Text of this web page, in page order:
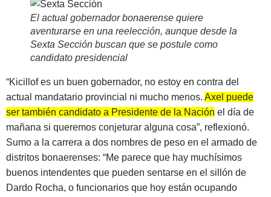
El actual gobernador bonaerense quiere
aventurarse en una reelección, aunque desde la
Sexta Sección buscan que se postule como
candidato presidencial
“Kicillof es un buen gobernador, no estoy en contra del
actual mandatario provincial ni mucho menos. Axel puede
ser también candidato a Presidente de la Nación el día de
mañana si queremos conjeturar alguna cosa”, reflexionó.
Sumo a la carrera a dos nombres de peso en el armado de
distritos bonaerenses: “Me parece que hay muchísimos
buenos intendentes que pueden sentarse en el sillón de
Dardo Rocha, o funcionarios que hoy están ocupando